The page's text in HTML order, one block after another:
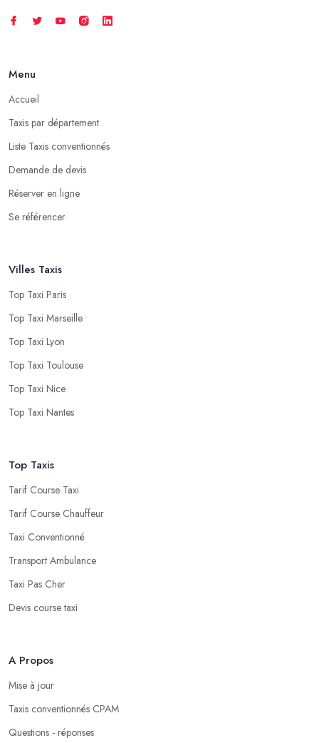
Menu
Accueil
Taxis par département
Liste Taxis conventionnés
Demande de devis
Réserver en ligne
Se référencer
Villes Taxis
Top Taxi Paris
Top Taxi Marseille
Top Taxi Lyon
Top Taxi Toulouse
Top Taxi Nice
Top Taxi Nantes
Top Taxis
Tarif Course Taxi
Tarif Course Chauffeur
Taxi Conventionné
Transport Ambulance
Taxi Pas Cher
Devis course taxi
A Propos
Mise à jour
Taxis conventionnés CPAM
Questions - réponses